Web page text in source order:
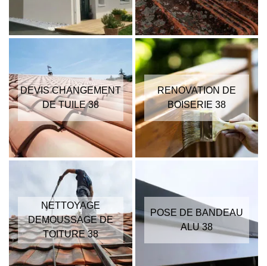
DEVIS CHANGEMENT
DE TUILE 38
RENOVATION DE
BOISERIE 38
NETTOYAGE
DEMOUSSAGE DE
TOITURE 38
POSE DE BANDEAU
ALU 38